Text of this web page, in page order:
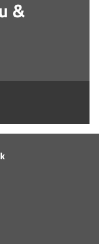
&